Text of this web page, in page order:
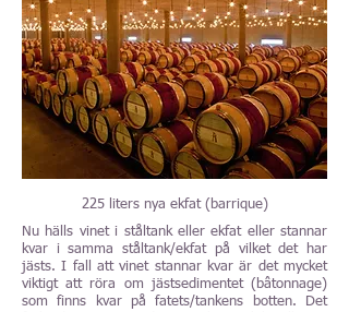
225 liters nya ekfat (barrique)
Nu hälls vinet i ståltank eller ekfat eller stannar
kvar i samma ståltank/ekfat på vilket det har
jästs. I fall att vinet stannar kvar är det mycket
viktigt att röra om jästsedimentet (bâtonnage)
som finns kvar på fatets/tankens botten. Det